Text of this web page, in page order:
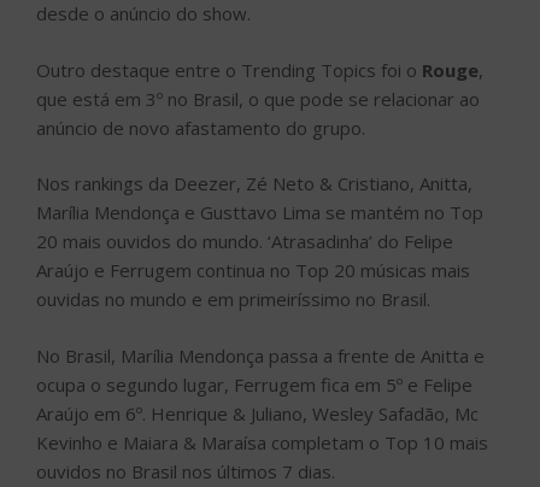
desde o anúncio do show.
Outro destaque entre o Trending Topics foi o Rouge,
que está em 3º no Brasil, o que pode se relacionar ao
anúncio de novo afastamento do grupo.
Nos rankings da Deezer, Zé Neto & Cristiano, Anitta,
Marília Mendonça e Gusttavo Lima se mantém no Top
20 mais ouvidos do mundo. ‘Atrasadinha’ do Felipe
Araújo e Ferrugem continua no Top 20 músicas mais
ouvidas no mundo e em primeiríssimo no Brasil.
No Brasil, Marília Mendonça passa a frente de Anitta e
ocupa o segundo lugar, Ferrugem fica em 5º e Felipe
Araújo em 6º. Henrique & Juliano, Wesley Safadão, Mc
Kevinho e Maiara & Maraísa completam o Top 10 mais
ouvidos no Brasil nos últimos 7 dias.